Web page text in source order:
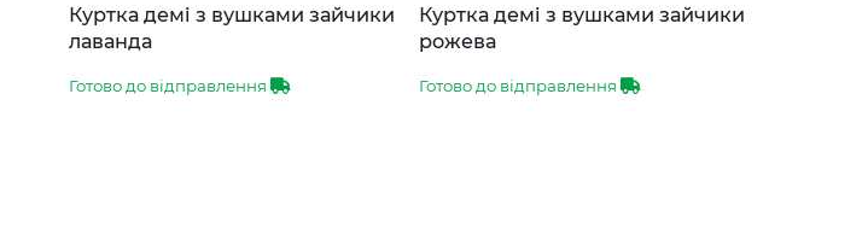
Куртка демі з вушками зайчики
лаванда
Готово до відправлення
Куртка демі з вушками зайчики
рожева
Готово до відправлення